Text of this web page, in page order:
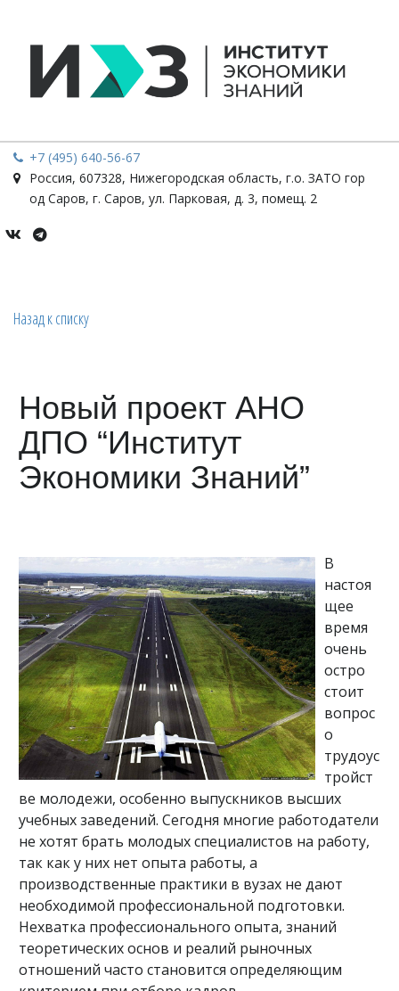
+7 (495) 640-56-67
Россия, 607328, Нижегородская область, г.о. ЗАТО гор
од Саров, г. Саров, ул. Парковая, д. 3, помещ. 2
Назад к списку
Новый проект АНО
ДПО “Институт
Экономики Знаний”
В
настоя
щее
время
очень
остро
стоит
вопрос
о
трудоус
тройст
ве молодежи, особенно выпускников высших
учебных заведений. Сегодня многие работодатели
не хотят брать молодых специалистов на работу,
так как у них нет опыта работы, а
производственные практики в вузах не дают
необходимой профессиональной подготовки.
Нехватка профессионального опыта, знаний
теоретических основ и реалий рыночных
отношений часто становится определяющим